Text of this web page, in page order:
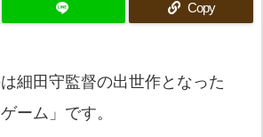
Copy
細田守監督の出世作となった
ーム」です。